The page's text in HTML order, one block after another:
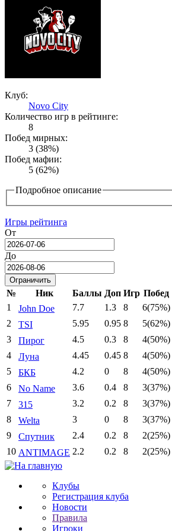
Клуб:
Novo City
Количество игр в рейтинге:
8
Побед мирных:
3 (38%)
Побед мафии:
5 (62%)
Подробное описание
Игры рейтинга
От
Date
До
Date
№ Ник Баллы Доп Игр Побед
1
John Doe 7.7 1.3 8 6(75%)
2
TSI 5.95 0.95 8 5(62%)
3
Пирог 4.5 0.3 8 4(50%)
4
Луна 4.45 0.45 8 4(50%)
5
БКБ 4.2 0 8 4(50%)
6
No Name 3.6 0.4 8 3(37%)
7
315 3.2 0.2 8 3(37%)
8
Welta 3 0 8 3(37%)
9
Спутник 2.4 0.2 8 2(25%)
10 ANTIMAGE 2.2 0.2 8 2(25%)
Клубы
Регистрация клуба
Новости
Правила
Игроки